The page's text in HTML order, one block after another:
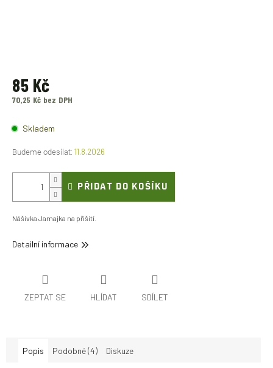
85 Kč
70,25 Kč bez DPH
cena:Skladem
11.8.2026
PŘIDAT DO KOŠÍKU
Nášivka Jamajka na přišití.
Detailní informace
ZEPTAT SE HLÍDAT SDÍLET
Popis Podobné (4) Diskuze